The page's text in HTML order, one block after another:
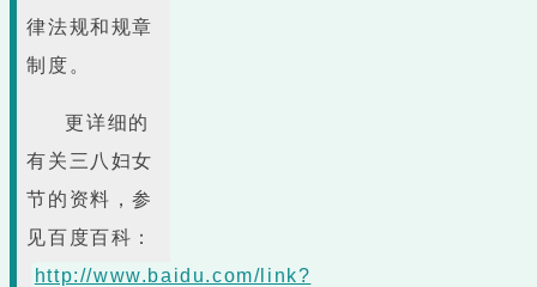
律法规和规章
制度。
更详细的
有关三八妇女
节的资料，参
见百度百科：
http://www.baidu.com/link?